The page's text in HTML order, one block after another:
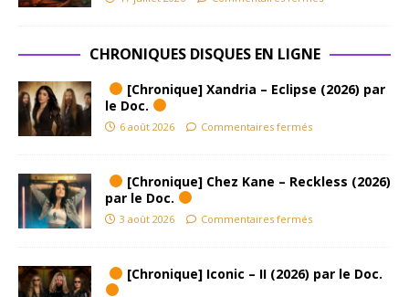
CHRONIQUES DISQUES EN LIGNE
[Chronique] Xandria – Eclipse (2026) par
le Doc.
6 août 2026 Commentaires fermés
[Chronique] Chez Kane – Reckless (2026)
par le Doc.
3 août 2026 Commentaires fermés
[Chronique] Iconic – II (2026) par le Doc.